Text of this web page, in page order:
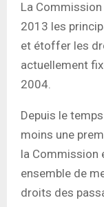
La
2013 les
et étoffer les
actuellement
2004.
Depuis le
moins une
la Commission
ensemble de
droits des